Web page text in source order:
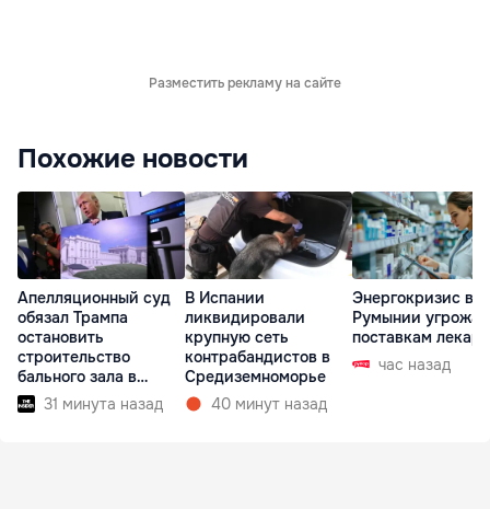
Разместить рекламу на сайте
Похожие новости
Апелляционный суд
обязал Трампа
остановить
строительство
бального зала в
Белом доме
31 минута назад
В Испании
ликвидировали
крупную сеть
контрабандистов в
Средиземноморье
40 минут назад
Энергокризис в
Румынии
поставкам
час назад